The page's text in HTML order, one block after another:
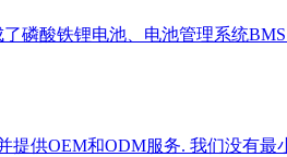
酸铁锂电池、电池管理系统BMS
供OEM和ODM服务. 我们没有